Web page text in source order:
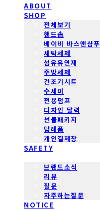
ABOUT
SHOP
전체보기
핸드솝
베이비 바스앤샴푸
세탁세제
섬유유연제
주방세제
건조기시트
수세미
전용펌프
디자인 달력
선물패키지
답례품
개인결제창
SAFETY
브랜드소식
리뷰
질문
자주하는질문
NOTICE